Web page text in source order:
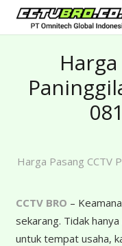
Harga
Harga Pasang CCTV
CCTV BRO –
sekarang. Tidak
untuk tempat usaha,